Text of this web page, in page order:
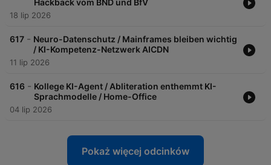
Hackback vom BND und BfV
18 lip 2026
617 - Neuro-Datenschutz / Mainframes bleiben wichtig
/ KI-Kompetenz-Netzwerk AICDN
11 lip 2026
616 - Kollege KI-Agent / Abliteration enthemmt KI-
Sprachmodelle / Home-Office
04 lip 2026
Pokaż więcej odcinków